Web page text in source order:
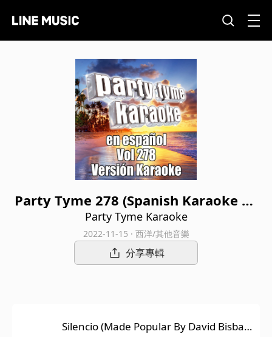
Party Tyme 278 (Spanish Karaoke Ve
rsions)
Party Tyme Karaoke
2022-11-15 · 西洋/其他音樂
分享專輯
Silencio (Made Popular By David Bisbal)